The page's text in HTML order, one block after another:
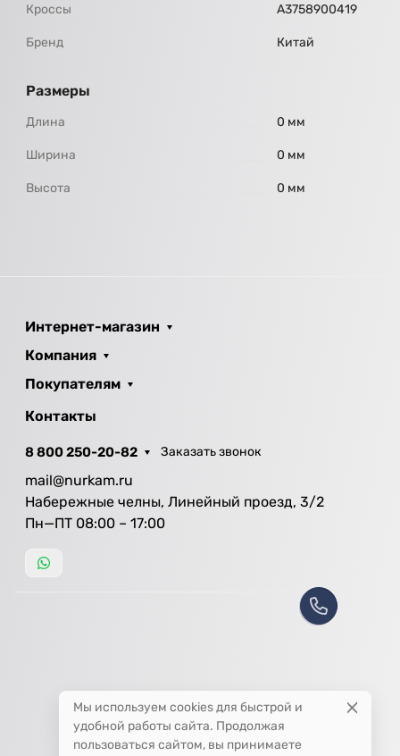
Кроссы A3758900419
Бренд Китай
Размеры
Длина 0 мм
Ширина 0 мм
Высота 0 мм
Интернет-магазин
Компания
Покупателям
Контакты
8 800 250-20-82 Заказать звонок
mail@nurkam.ru
Набережные челны, Линейный проезд, 3/2
Пн—ПТ 08:00 – 17:00
Мы используем cookies для быстрой и
удобной работы сайта. Продолжая
пользоваться сайтом, вы принимаете